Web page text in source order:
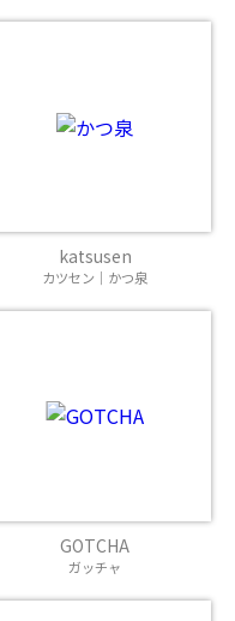
katsusen
カツセン｜かつ泉
GOTCHA
ガッチャ